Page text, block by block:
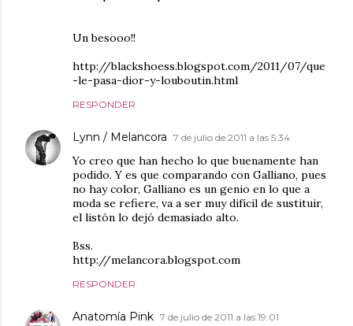
Un besooo!!
http://blackshoess.blogspot.com/2011/07/que
-le-pasa-dior-y-louboutin.html
RESPONDER
Lynn / Melancora 7 de julio de 2011 a las 5:34
Yo creo que han hecho lo que buenamente han
podido. Y es que comparando con Galliano, pues
no hay color, Galliano es un genio en lo que a
moda se refiere, va a ser muy difícil de sustituir,
el listón lo dejó demasiado alto.
Bss.
http://melancora.blogspot.com
RESPONDER
Anatomía Pink 7 de julio de 2011 a las 19:01